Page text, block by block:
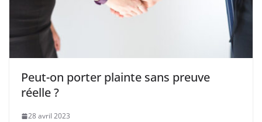
Peut-on porter plainte sans preuve
réelle ?
28 avril 2023